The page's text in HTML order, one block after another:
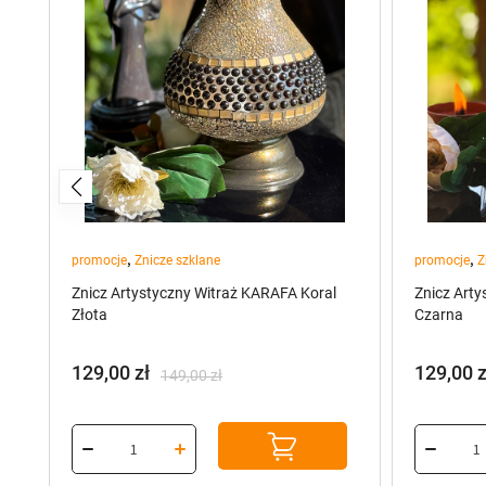
promocje, Znicze szklane
Znicz Artystyczny Witraż KARAFA Koral
Złota
149,00zł
cena
wynosiła:
149,00 zł.
129,00zł
cena
wynosi:
129,00 zł.
promocje,
Znicz
Czarna
cena
wynosiła:
149,00
129,00
cena
wynosi:
129,00